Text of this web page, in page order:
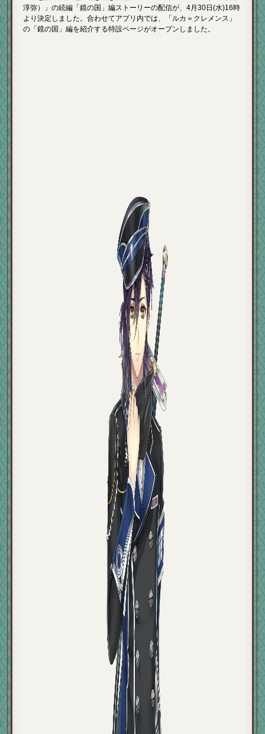
淳弥）」の続編「鏡の国」編ストーリーの配信が、4月30日(水)16時
より決定しました。合わせてアプリ内では、「ルカ＝クレメンス」
の「鏡の国」編を紹介する特設ページがオープンしました。